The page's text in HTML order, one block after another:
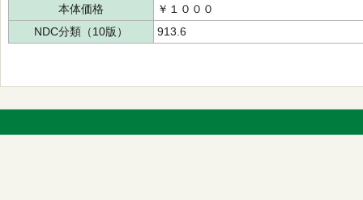
本体価格
￥１０００
NDC分類（10版）
913.6